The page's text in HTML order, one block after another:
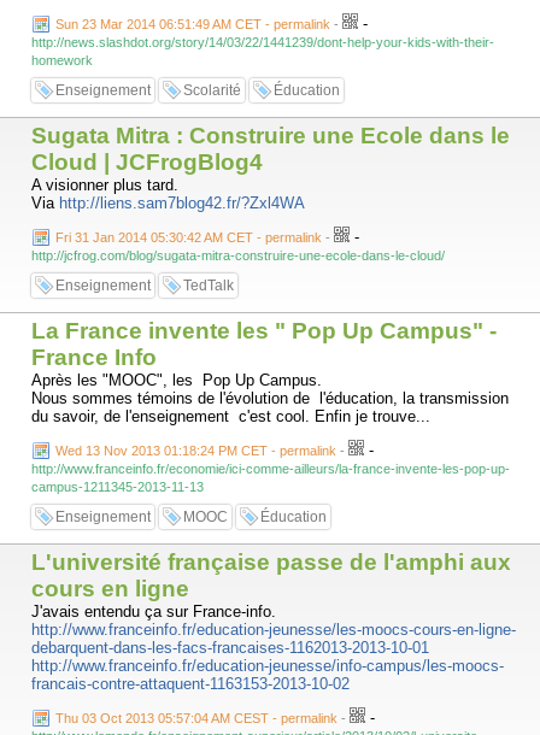
Sun 23 Mar 2014 06:51:49 AM CET - permalink - -
http://news.slashdot.org/story/14/03/22/1441239/dont-help-your-kids-with-their-
homework
Enseignement Scolarité Éducation
Sugata Mitra : Construire une Ecole dans le
Cloud | JCFrogBlog4
A visionner plus tard.
Via http://liens.sam7blog42.fr/?Zxl4WA
Fri 31 Jan 2014 05:30:42 AM CET - permalink - -
http://jcfrog.com/blog/sugata-mitra-construire-une-ecole-dans-le-cloud/
Enseignement TedTalk
La France invente les " Pop Up Campus" -
France Info
Après les "MOOC", les Pop Up Campus.
Nous sommes témoins de l'évolution de l'éducation, la transmission
du savoir, de l'enseignement c'est cool. Enfin je trouve...
Wed 13 Nov 2013 01:18:24 PM CET - permalink - -
http://www.franceinfo.fr/economie/ici-comme-ailleurs/la-france-invente-les-pop-up-
campus-1211345-2013-11-13
Enseignement MOOC Éducation
L'université française passe de l'amphi aux
cours en ligne
J'avais entendu ça sur France-info.
http://www.franceinfo.fr/education-jeunesse/les-moocs-cours-en-ligne-
debarquent-dans-les-facs-francaises-1162013-2013-10-01
http://www.franceinfo.fr/education-jeunesse/info-campus/les-moocs-
francais-contre-attaquent-1163153-2013-10-02
Thu 03 Oct 2013 05:57:04 AM CEST - permalink - -